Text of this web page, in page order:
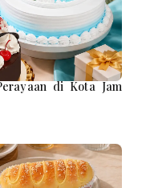
di Kota Jam